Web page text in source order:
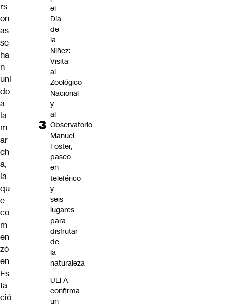
rs
on
as
se
ha
n
uni
do
a
la
m
ar
ch
a,
la
qu
e
co
m
en
zó
en
Es
ta
ció
el
Día
de
la
Niñez:
Visita
al
Zoológico
Nacional
y
al
Observatorio
Manuel
Foster,
paseo
en
teleférico
y
seis
lugares
para
disfrutar
de
la
naturaleza
UEFA
confirma
un